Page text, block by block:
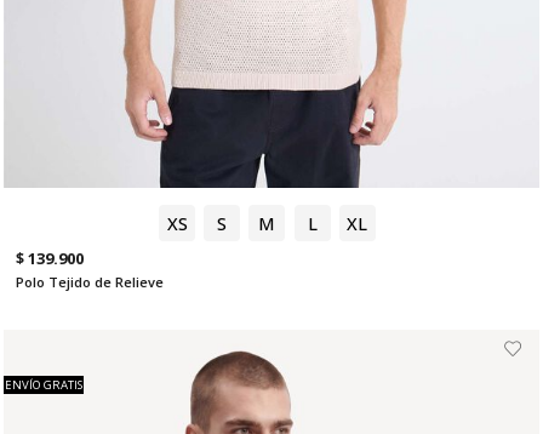
XS S M L XL
$ 139.900
Polo Tejido de Relieve
ENVÍO GRATIS